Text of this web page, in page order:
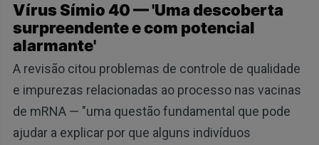
Vírus Símio 40 — 'Uma descoberta
surpreendente e com potencial
alarmante'
A revisão citou problemas de controle de qualidade
e impurezas relacionadas ao processo nas vacinas
de mRNA — "uma questão fundamental que pode
ajudar a explicar por que alguns indivíduos